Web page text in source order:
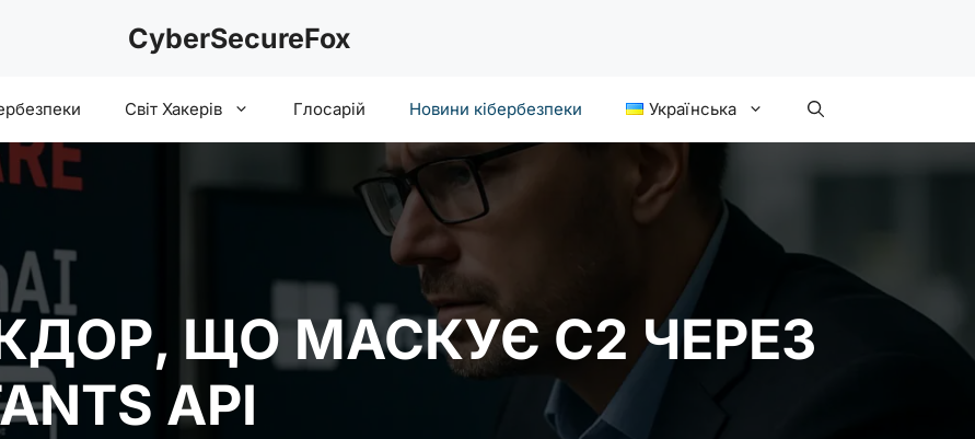
CyberSecureFox
Світ Хакерів Глосарій Новини кібербезпеки Українська
ЩО МАСКУЄ C2 ЧЕРЕЗ
API